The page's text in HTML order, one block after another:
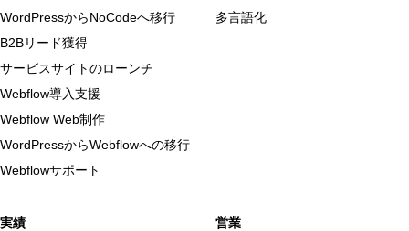
WordPressからNoCodeへ移行
B2Bリード獲得
サービスサイトのローンチ
Webflow導入支援
Webflow Web制作
WordPressからWebflowへの移行
Webflowサポート
多言語化
実績 営業